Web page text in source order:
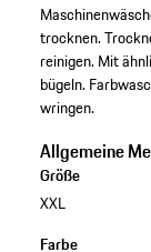
trocknen.
reinigen. Mit
bügeln.
wringen.
Allgemeine
Größe
XXL
Farbe